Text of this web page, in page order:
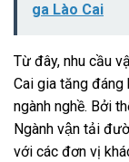
ga Lào Cai
Từ đây, nhu cầu
Cai gia tăng đáng
ngành nghề. Bởi
Ngành vận tải
với các đơn vị